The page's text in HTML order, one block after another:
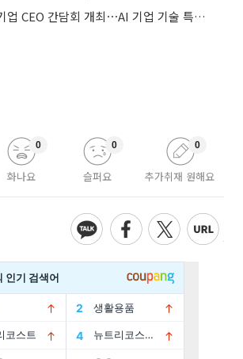
거래소, AI 대표기업 CEO 간담회 개최⋯AI 기업 기술 특례 상장 적극 지원
화나요
0
슬퍼요
0
추가취재 원해요
0